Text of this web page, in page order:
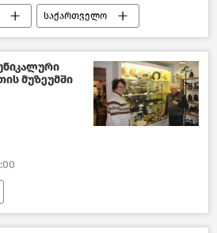
საქართველო
მუზეუმში